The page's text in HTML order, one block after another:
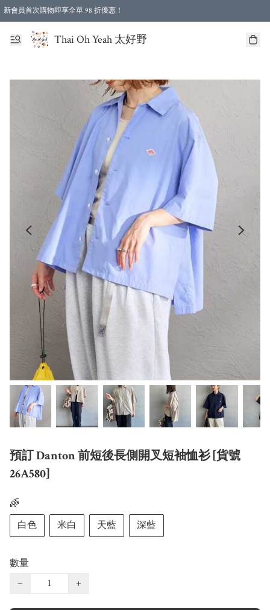
新會員首次購物即享全單 98 折優惠！
特選會員可享全單低至 96 折優惠！
Thai Oh Yeah 太好野
預訂 Danton 前短後長側開叉短袖恤衫 [貨號
26A580]
🌈
白色
米白 天藍 深藍
數量
−
+